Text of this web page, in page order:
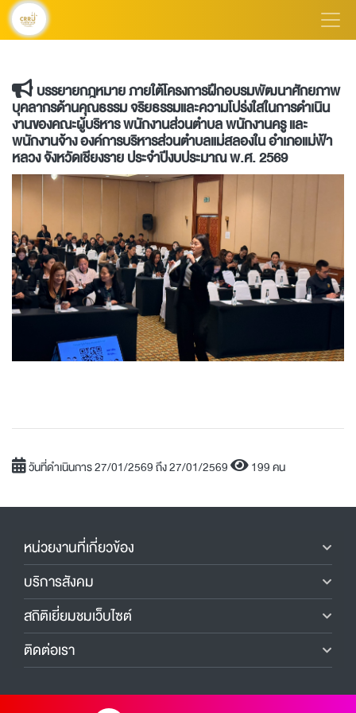
บรรยายกฎหมาย ภายใต้โครงการฝึกอบรมพัฒนาศักยภาพ
บุคลากรด้านคุณธรรม จริยธรรมและความโปร่งใสในการดำเนิน
งานของคณะผู้บริหาร พนักงานส่วนตำบล พนักงานครู และ
พนักงานจ้าง องค์การบริหารส่วนตำบลแม่สลองใน อำเภอแม่ฟ้า
หลวง จังหวัดเชียงราย ประจำปีงบประมาณ พ.ศ. 2569
วันที่ดำเนินการ 27/01/2569 ถึง 27/01/2569 199 คน
หน่วยงานที่เกี่ยวข้อง
บริการสังคม
สถิติเยี่ยมชมเว็บไซต์
ติดต่อเรา